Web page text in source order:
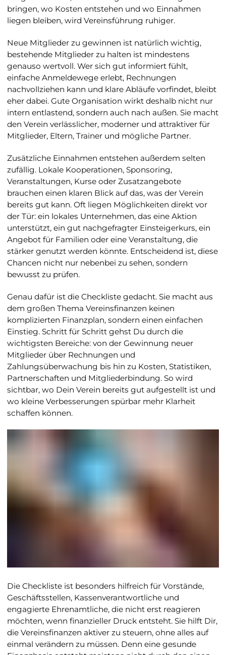
bringen, wo Kosten entstehen und wo Einnahmen
liegen bleiben, wird Vereinsführung ruhiger.
Neue Mitglieder zu gewinnen ist natürlich wichtig,
bestehende Mitglieder zu halten ist mindestens
genauso wertvoll. Wer sich gut informiert fühlt,
einfache Anmeldewege erlebt, Rechnungen
nachvollziehen kann und klare Abläufe vorfindet, bleibt
eher dabei. Gute Organisation wirkt deshalb nicht nur
intern entlastend, sondern auch nach außen. Sie macht
den Verein verlässlicher, moderner und attraktiver für
Mitglieder, Eltern, Trainer und mögliche Partner.
Zusätzliche Einnahmen entstehen außerdem selten
zufällig. Lokale Kooperationen, Sponsoring,
Veranstaltungen, Kurse oder Zusatzangebote
brauchen einen klaren Blick auf das, was der Verein
bereits gut kann. Oft liegen Möglichkeiten direkt vor
der Tür: ein lokales Unternehmen, das eine Aktion
unterstützt, ein gut nachgefragter Einsteigerkurs, ein
Angebot für Familien oder eine Veranstaltung, die
stärker genutzt werden könnte. Entscheidend ist, diese
Chancen nicht nur nebenbei zu sehen, sondern
bewusst zu prüfen.
Genau dafür ist die Checkliste gedacht. Sie macht aus
dem großen Thema Vereinsfinanzen keinen
komplizierten Finanzplan, sondern einen einfachen
Einstieg. Schritt für Schritt gehst Du durch die
wichtigsten Bereiche: von der Gewinnung neuer
Mitglieder über Rechnungen und
Zahlungsüberwachung bis hin zu Kosten, Statistiken,
Partnerschaften und Mitgliederbindung. So wird
sichtbar, wo Dein Verein bereits gut aufgestellt ist und
wo kleine Verbesserungen spürbar mehr Klarheit
schaffen können.
Die Checkliste ist besonders hilfreich für Vorstände,
Geschäftsstellen, Kassenverantwortliche und
engagierte Ehrenamtliche, die nicht erst reagieren
möchten, wenn finanzieller Druck entsteht. Sie hilft Dir,
die Vereinsfinanzen aktiver zu steuern, ohne alles auf
einmal verändern zu müssen. Denn eine gesunde